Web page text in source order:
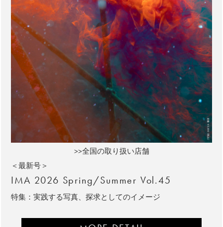
>>全国の取り扱い店舗
＜最新号＞
IMA 2026 Spring/Summer Vol.45
特集：実践する写真、探求としてのイメージ